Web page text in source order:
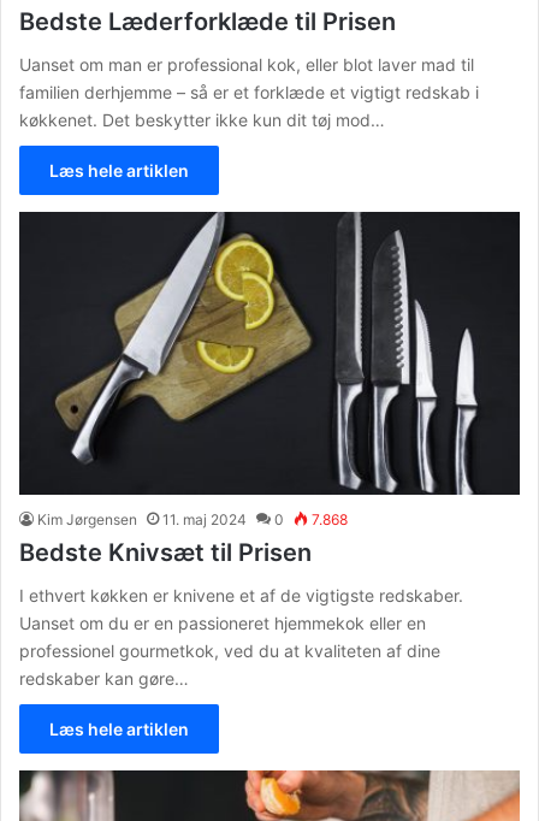
Bedste Læderforklæde til Prisen
Uanset om man er professional kok, eller blot laver mad til
familien derhjemme – så er et forklæde et vigtigt redskab i
køkkenet. Det beskytter ikke kun dit tøj mod…
Læs hele artiklen
Kim Jørgensen 11. maj 2024 0 7.868
Bedste Knivsæt til Prisen
I ethvert køkken er knivene et af de vigtigste redskaber.
Uanset om du er en passioneret hjemmekok eller en
professionel gourmetkok, ved du at kvaliteten af dine
redskaber kan gøre…
Læs hele artiklen